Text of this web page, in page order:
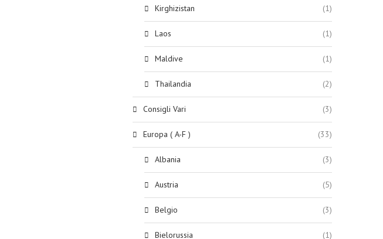
Kirghizistan (1)
Laos (1)
Maldive (1)
Thailandia (2)
Consigli Vari (3)
Europa ( A-F ) (33)
Albania (3)
Austria (5)
Belgio (3)
Bielorussia (1)